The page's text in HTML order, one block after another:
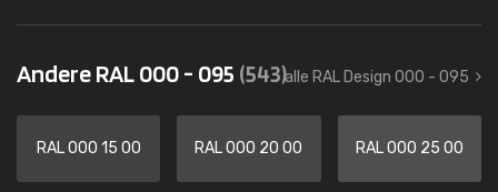
Andere RAL 000 - 095 (543)alle RAL Design 000 - 095
RAL 000 15 00 RAL 000 20 00 RAL 000 25 00